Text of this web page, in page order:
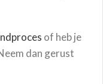
of heb je
dan gerust